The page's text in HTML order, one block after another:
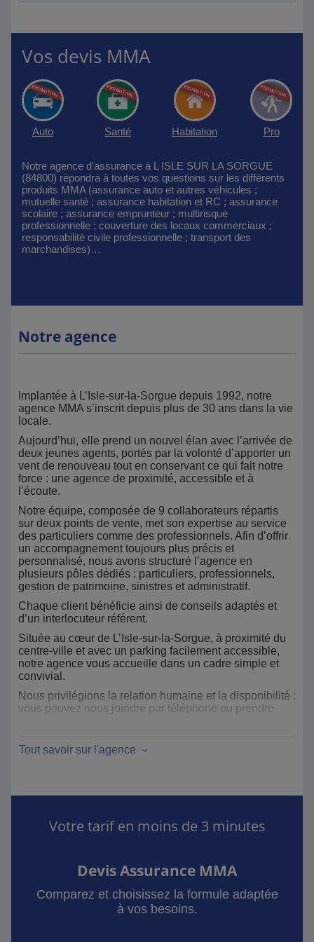
Vos devis MMA
Auto Santé Habitation Pro
Notre agence d'assurance à L ISLE SUR LA SORGUE
(84800) répondra à toutes vos questions sur les différents
produits MMA (assurance auto et autres véhicules ;
mutuelle santé ; assurance habitation et RC ; assurance
scolaire ; assurance emprunteur ; multirisque
professionnelle ; couverture des locaux commerciaux ;
responsabilité civile professionnelle ; transport des
marchandises)…
Notre agence
Implantée à L’Isle-sur-la-Sorgue depuis 1992, notre
agence MMA s’inscrit depuis plus de 30 ans dans la vie
locale.
Aujourd’hui, elle prend un nouvel élan avec l’arrivée de
deux jeunes agents, portés par la volonté d’apporter un
vent de renouveau tout en conservant ce qui fait notre
force : une agence de proximité, accessible et à
l’écoute.
Notre équipe, composée de 9 collaborateurs répartis
sur deux points de vente, met son expertise au service
des particuliers comme des professionnels. Afin d’offrir
un accompagnement toujours plus précis et
personnalisé, nous avons structuré l’agence en
plusieurs pôles dédiés : particuliers, professionnels,
gestion de patrimoine, sinistres et administratif.
Chaque client bénéficie ainsi de conseils adaptés et
d’un interlocuteur référent.
Située au cœur de L’Isle-sur-la-Sorgue, à proximité du
centre-ville et avec un parking facilement accessible,
notre agence vous accueille dans un cadre simple et
convivial.
Nous privilégions la relation humaine et la disponibilité :
vous pouvez nous joindre par téléphone ou prendre
Notre ambition est de conjuguer modernité et proximité
Tout savoir sur l'agence
Votre tarif en moins de 3 minutes
Devis Assurance MMA
Comparez et choisissez la formule adaptée
à vos besoins.